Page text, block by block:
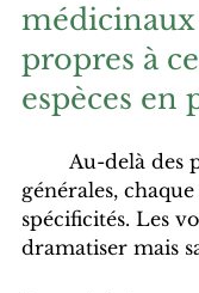
médicinaux
propres à
espèces en
générales, chaque
spécificités. Les
dramatiser mais